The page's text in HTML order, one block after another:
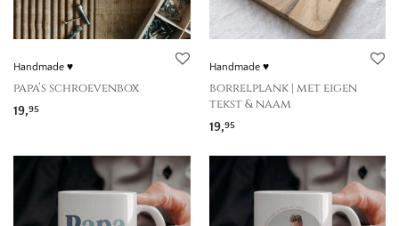
Handmade ♥
papa’s schroevenbox
19,95
Handmade ♥
borrelplank | met eigen
tekst & naam
19,95